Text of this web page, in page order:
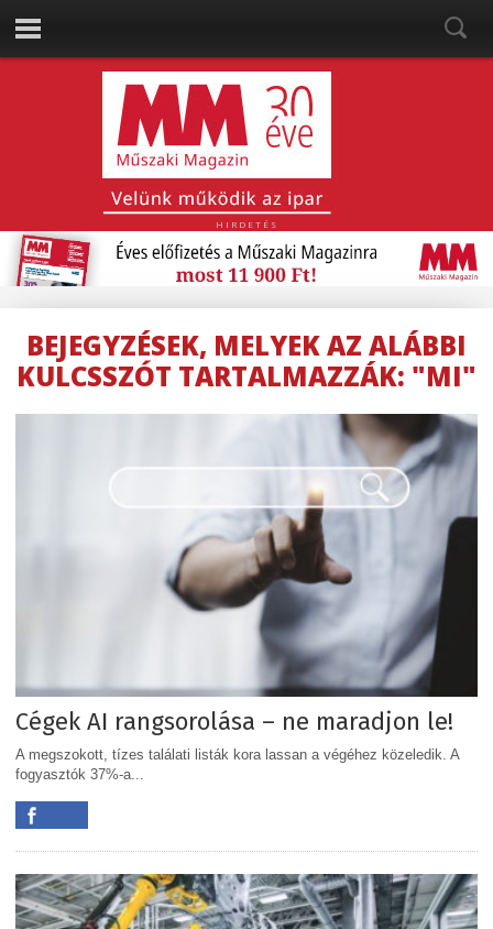
HIRDETÉS
BEJEGYZÉSEK, MELYEK AZ ALÁBBI
KULCSSZÓT TARTALMAZZÁK: "MI"
Cégek AI rangsorolása – ne maradjon le!
A megszokott, tízes találati listák kora lassan a végéhez közeledik. A
fogyasztók 37%-a...